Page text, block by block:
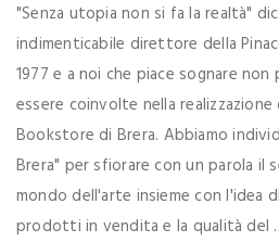
"Senza utopia non si fa la realtà"
indimenticabile direttore della
1977 e a noi che piace sognare
essere coinvolte nella
Bookstore di Brera. Abbiamo
Brera" per sfiorare con un parola il
mondo dell'arte insieme con l'idea
prodotti in vendita e la qualità del